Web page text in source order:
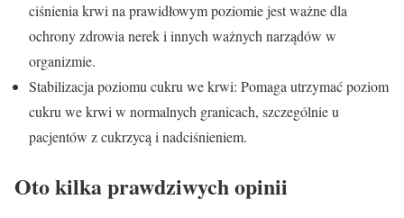
ciśnienia krwi na prawidłowym poziomie jest ważne dla
ochrony zdrowia nerek i innych ważnych narządów w
organizmie.
Stabilizacja poziomu cukru we krwi: Pomaga utrzymać poziom
cukru we krwi w normalnych granicach, szczególnie u
pacjentów z cukrzycą i nadciśnieniem.
Oto kilka prawdziwych opinii